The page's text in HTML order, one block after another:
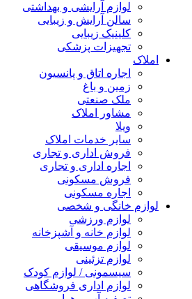
لوازم آرایشی و بهداشتی
سالن آرایش و زیبایی
کلینیک زیبایی
تجهیزات پزشکی
املاک
اجاره اتاق و پانسیون
زمین و باغ
ملک صنعتی
مشاور املاک
ویلا
سایر خدمات املاک
فروش اداری و تجاری
اجاره اداری و تجاری
فروش مسکونی
اجاره مسکونی
لوازم خانگی و شخصی
لوازم ورزشی
لوازم خانه و آشپزخانه
لوازم موسیقی
لوازم تزئینی
سیسمونی / لوازم کودک
لوازم اداری فروشگاهی